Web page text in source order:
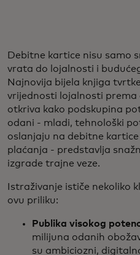
Debitne kartice nisu samo
vrata do lojalnosti i
Najnovija bijela knjiga
vrijednosti lojalnosti prema
otkriva kako podskupina
odani - mladi, tehnološki
oslanjaju na debitne
plaćanja - predstavlja
izgrade trajne veze.
Istraživanje ističe nekoliko
ovu priliku:
Publika visokog
milijuna odanih
su ambiciozni,